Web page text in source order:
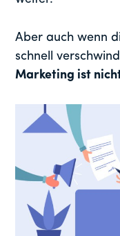
Aber auch wenn
schnell
Marketing ist